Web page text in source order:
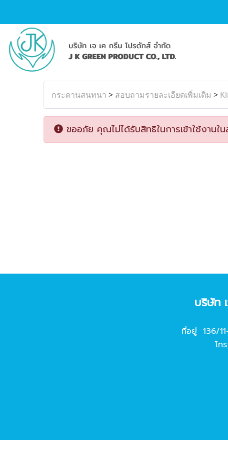
กระดานสนทนา > สอบถามรายละเอียดเพิ่มเติม >
ขออภัย คุณไม่ได้รับสิทธิในการเข้าใช้งานใ
บริษัท
ที่อยู่ 136/
โทร.